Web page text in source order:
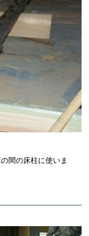
間の床柱に使いま